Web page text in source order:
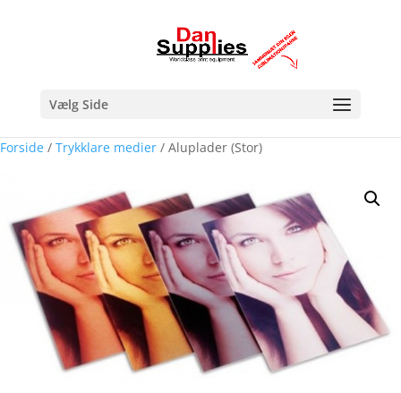
Vælg Side
Forside / Trykklare medier / Aluplader (Stor)